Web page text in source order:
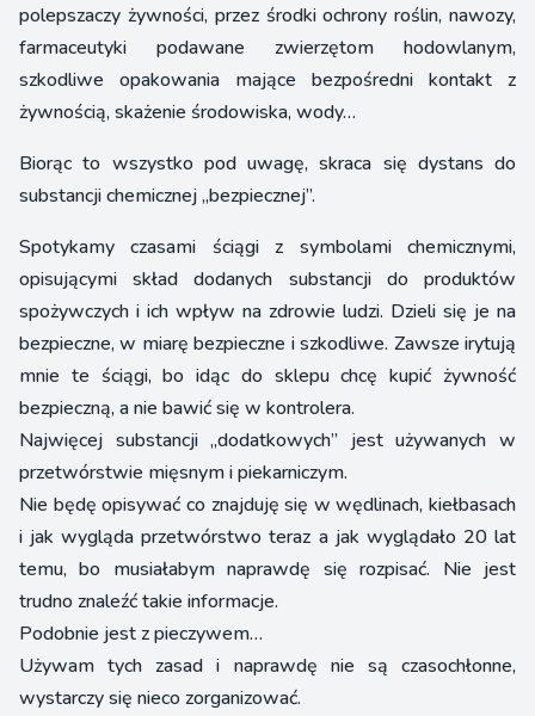
polepszaczy żywności, przez środki ochrony roślin, nawozy,
farmaceutyki podawane zwierzętom hodowlanym,
szkodliwe opakowania mające bezpośredni kontakt z
żywnością, skażenie środowiska, wody…
Biorąc to wszystko pod uwagę, skraca się dystans do
substancji chemicznej „bezpiecznej”.
Spotykamy czasami ściągi z symbolami chemicznymi,
opisującymi skład dodanych substancji do produktów
spożywczych i ich wpływ na zdrowie ludzi. Dzieli się je na
bezpieczne, w miarę bezpieczne i szkodliwe. Zawsze irytują
mnie te ściągi, bo idąc do sklepu chcę kupić żywność
bezpieczną, a nie bawić się w kontrolera.
Najwięcej substancji „dodatkowych” jest używanych w
przetwórstwie mięsnym i piekarniczym.
Nie będę opisywać co znajduję się w wędlinach, kiełbasach
i jak wygląda przetwórstwo teraz a jak wyglądało 20 lat
temu, bo musiałabym naprawdę się rozpisać. Nie jest
trudno znaleźć takie informacje.
Podobnie jest z pieczywem…
Używam tych zasad i naprawdę nie są czasochłonne,
wystarczy się nieco zorganizować.